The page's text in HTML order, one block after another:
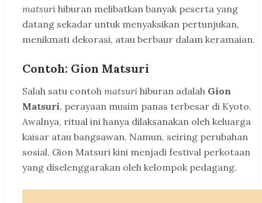
matsuri hiburan melibatkan banyak peserta yang
datang sekadar untuk menyaksikan pertunjukan,
menikmati dekorasi, atau berbaur dalam keramaian.
Contoh: Gion Matsuri
Salah satu contoh matsuri hiburan adalah Gion
Matsuri, perayaan musim panas terbesar di Kyoto.
Awalnya, ritual ini hanya dilaksanakan oleh keluarga
kaisar atau bangsawan. Namun, seiring perubahan
sosial, Gion Matsuri kini menjadi festival perkotaan
yang diselenggarakan oleh kelompok pedagang.